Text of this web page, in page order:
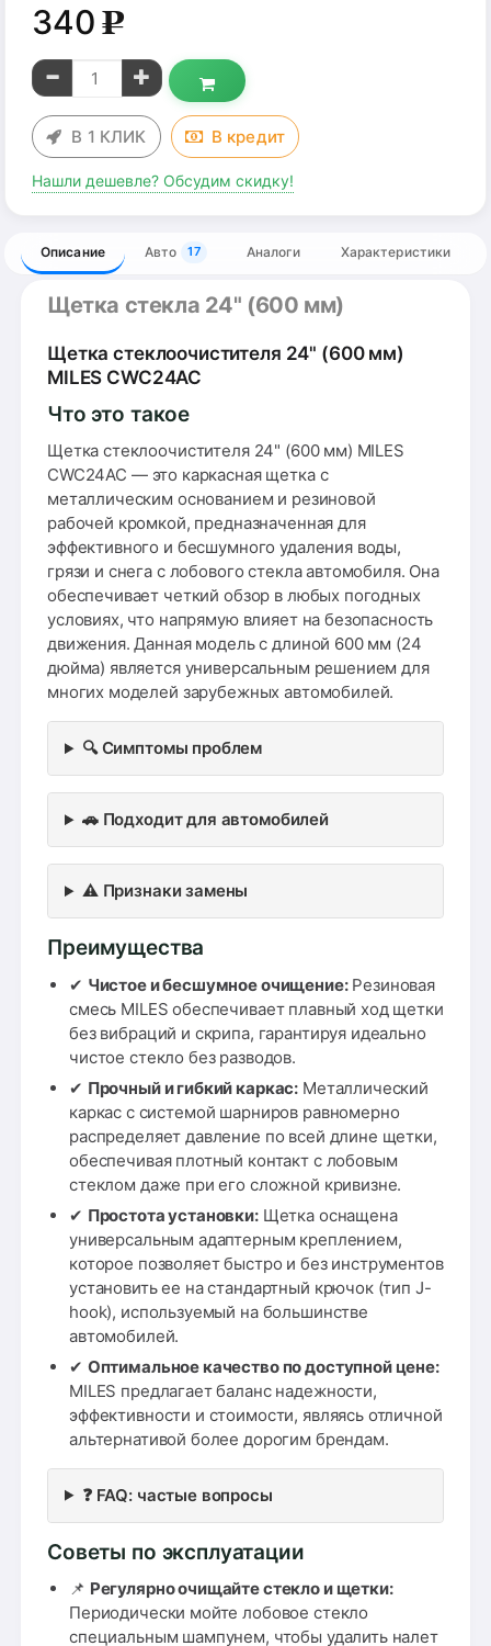
340g
В 1 КЛИК В кредит
Нашли дешевле? Обсудим скидку!
Описание Авто 17 Аналоги Характеристики
Щетка стекла 24" (600 мм)
Щетка стеклоочистителя 24" (600 мм)
MILES CWC24AC
Что это такое
Щетка стеклоочистителя 24" (600 мм) MILES
CWC24AC — это каркасная щетка с
металлическим основанием и резиновой
рабочей кромкой, предназначенная для
эффективного и бесшумного удаления воды,
грязи и снега с лобового стекла автомобиля. Она
обеспечивает четкий обзор в любых погодных
условиях, что напрямую влияет на безопасность
движения. Данная модель с длиной 600 мм (24
дюйма) является универсальным решением для
многих моделей зарубежных автомобилей.
🔍 Симптомы проблем
🚗 Подходит для автомобилей
⚠️ Признаки замены
Преимущества
✔ Чистое и бесшумное очищение:Резиновая
смесь MILES обеспечивает плавный ход щетки
без вибраций и скрипа, гарантируя идеально
чистое стекло без разводов.
✔ Прочный и гибкий каркас: Металлический
каркас с системой шарниров равномерно
распределяет давление по всей длине щетки,
обеспечивая плотный контакт с лобовым
стеклом даже при его сложной кривизне.
✔ Простота установки:Щетка оснащена
универсальным адаптерным креплением,
которое позволяет быстро и без инструментов
установить ее на стандартный крючок (тип J-
hook), используемый на большинстве
автомобилей.
✔ Оптимальное качество по доступной цене:
MILES предлагает баланс надежности,
эффективности и стоимости, являясь отличной
альтернативой более дорогим брендам.
❓ FAQ: частые вопросы
Советы по эксплуатации
📌 Регулярно очищайте стекло и щетки:
Периодически мойте лобовое стекло
специальным шампунем, чтобы удалить налет